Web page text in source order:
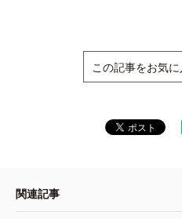
この記事をお気
関連記事